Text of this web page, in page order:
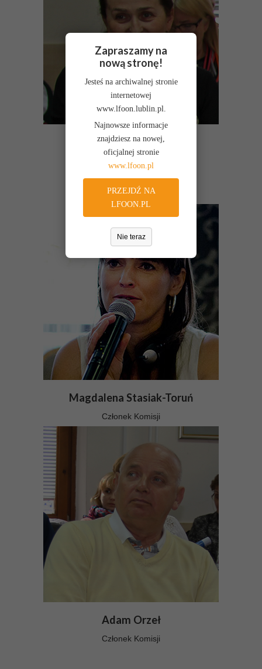
Wiesława Staszczak
Przewodnicząca
Magdalena Stasiak-Toruń
Członek Komisji
Adam Orzeł
Członek Komisji
Zapraszamy na
nową stronę!
Jesteś na archiwalnej stronie
internetowej
www.lfoon.lublin.pl.
Najnowsze informacje
znajdziesz na nowej,
oficjalnej stronie
www.lfoon.pl
PRZEJDŹ NA
LFOON.PL
Nie teraz